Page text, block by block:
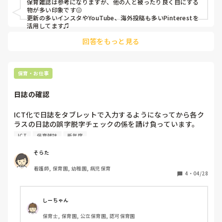
物が多い印象です😖
更新の多いインスタやYouTube、海外投稿も多いPinterestを
活用してます♫
回答をもっと見る
保育・お仕事
日誌の確認
ICT化で日誌をタブレットで入力するようになってから各ク
ラスの日誌の誤字脱字チェックの係を請け負っています。
新人さんの中には、書き言葉と話し言葉が混在している子も
💦誤字脱字の指摘や、文章の書き方などの指導を任されるこ
とがあるのですが、何か良い保育雑誌や参考書などあれば教
えて頂きたいです。
ICT 保育雑誌 新年度
そらた
看護師, 保育園, 幼稚園, 病児保育
4 ・ 04/28
しーちゃん
保育士, 保育園, 公立保育園, 認可保育園